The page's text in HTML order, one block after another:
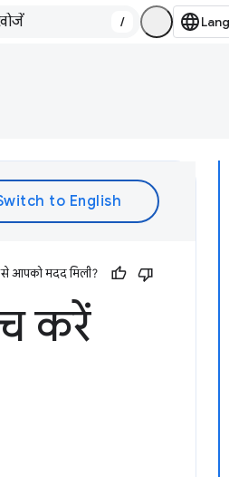
/
से आपको मदद मिली?
करें